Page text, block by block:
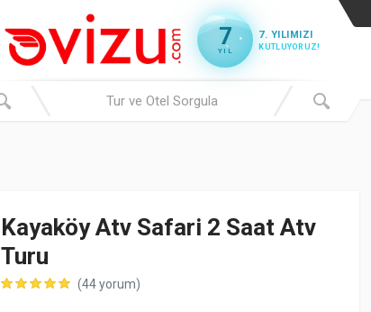
7
YIL
7. YILIMIZI
KUTLUYORUZ!
Kayaköy Atv Safari 2 Saat Atv
Turu
(44 yorum)